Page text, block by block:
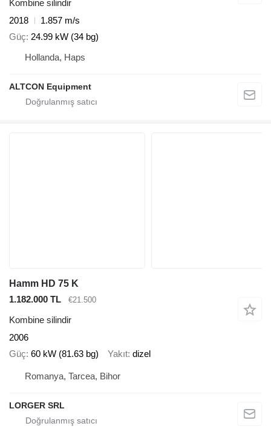
Kombine silindir
2018
1.857 m/s
Güç 24.99 kW (34 bg)
Hollanda, Haps
ALTCON Equipment
Hamm HD 75 K
1.182.000 TL
€21.500
Kombine silindir
2006
Güç 60 kW (81.63 bg) Yakıt dizel
Romanya, Tarcea, Bihor
LORGER SRL